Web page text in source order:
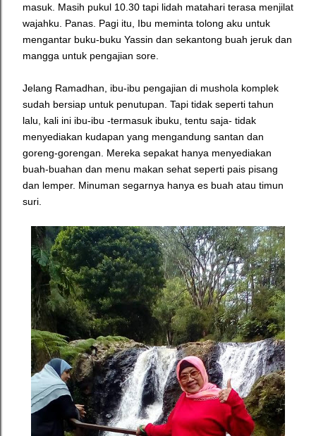
masuk. Masih pukul 10.30 tapi lidah matahari terasa menjilat
wajahku. Panas. Pagi itu, Ibu meminta tolong aku untuk
mengantar buku-buku Yassin dan sekantong buah jeruk dan
mangga untuk pengajian sore.
Jelang Ramadhan, ibu-ibu pengajian di mushola komplek
sudah bersiap untuk penutupan. Tapi tidak seperti tahun
lalu, kali ini ibu-ibu -termasuk ibuku, tentu saja- tidak
menyediakan kudapan yang mengandung santan dan
goreng-gorengan. Mereka sepakat hanya menyediakan
buah-buahan dan menu makan sehat seperti pais pisang
dan lemper. Minuman segarnya hanya es buah atau timun
suri.